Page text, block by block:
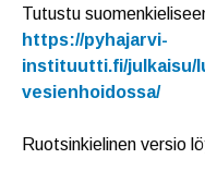
Tutustu
https://pyhajarvi-
instituutti.fi/julkaisu/
vesienhoidossa/
Ruotsinkielinen versio